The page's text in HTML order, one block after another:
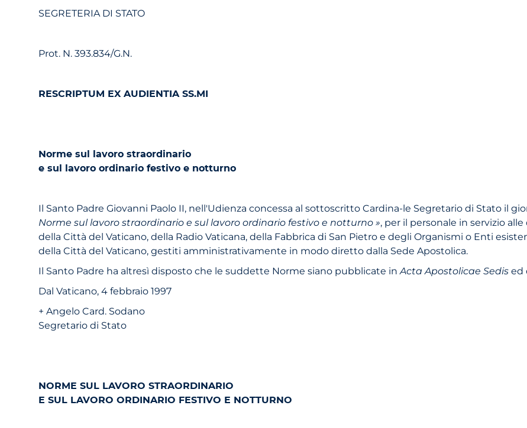
SEGRETERIA DI STATO
Prot. N. 393.834/G.N.
RESCRIPTUM EX AUDIENTIA SS.MI
Norme sul lavoro straordinario
e sul lavoro ordinario festivo e notturno
Il Santo Padre Giovanni Paolo II, nell'Udienza concessa al sottoscritto Cardina-le Segretario di Stato il
Norme sul lavoro straordinario e sul lavoro ordinario festivo e notturno », per il personale in servizio
della Città del Vaticano, della Radio Vaticana, della Fabbrica di San Pietro e degli Organismi o Enti
della Città del Vaticano, gestiti amministrativamente in modo diretto dalla Sede Apostolica.
Il Santo Padre ha altresì disposto che le suddette Norme siano pubblicate in Acta Apostolicae Sedised
Dal Vaticano, 4 febbraio 1997
+ Angelo Card. Sodano
Segretario di Stato
NORME SUL LAVORO STRAORDINARIO
E SUL LAVORO ORDINARIO FESTIVO E NOTTURNO